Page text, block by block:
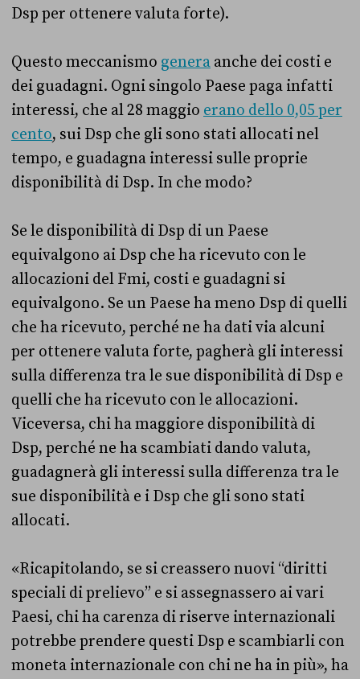
Dsp per ottenere valuta forte).
Questo meccanismo genera anche dei costi e
dei guadagni. Ogni singolo Paese paga infatti
interessi, che al 28 maggio erano dello 0,05 per
cento, sui Dsp che gli sono stati allocati nel
tempo, e guadagna interessi sulle proprie
disponibilità di Dsp. In che modo?
Se le disponibilità di Dsp di un Paese
equivalgono ai Dsp che ha ricevuto con le
allocazioni del Fmi, costi e guadagni si
equivalgono. Se un Paese ha meno Dsp di quelli
che ha ricevuto, perché ne ha dati via alcuni
per ottenere valuta forte, pagherà gli interessi
sulla differenza tra le sue disponibilità di Dsp e
quelli che ha ricevuto con le allocazioni.
Viceversa, chi ha maggiore disponibilità di
Dsp, perché ne ha scambiati dando valuta,
guadagnerà gli interessi sulla differenza tra le
sue disponibilità e i Dsp che gli sono stati
allocati.
«Ricapitolando, se si creassero nuovi “diritti
speciali di prelievo” e si assegnassero ai vari
Paesi, chi ha carenza di riserve internazionali
potrebbe prendere questi Dsp e scambiarli con
moneta internazionale con chi ne ha in più», ha